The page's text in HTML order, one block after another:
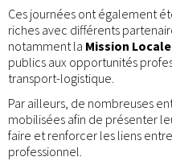
Ces journées ont également
riches avec différents
notamment la Mission Locale
publics aux opportunités
transport-logistique.
Par ailleurs, de nombreuses
mobilisées afin de présenter
faire et renforcer les liens
professionnel.